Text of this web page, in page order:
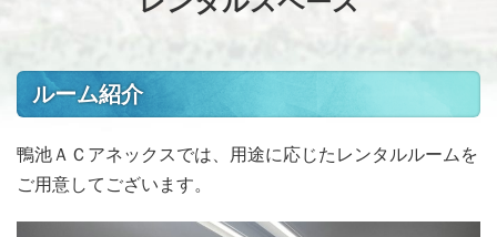
ルーム紹介
鴨池ＡＣアネックスでは、用途に応じたレンタルルームを
ご用意してございます。